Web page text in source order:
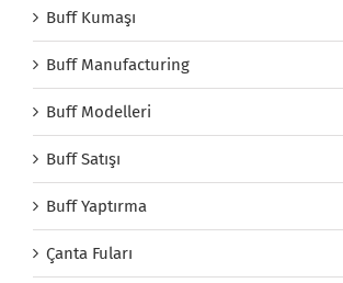
Buff Kumaşı
Buff Manufacturing
Buff Modelleri
Buff Satışı
Buff Yaptırma
Çanta Fuları